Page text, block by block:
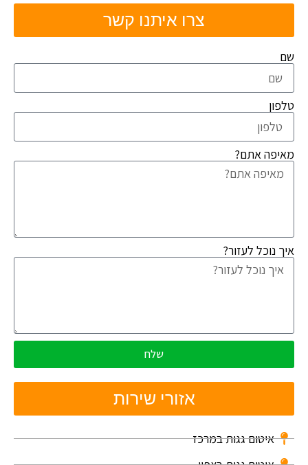
צרו איתנו קשר
שם
טלפון
מאיפה אתם?
איך נוכל לעזור?
שלח
אזורי שירות
איטום גגות במרכז